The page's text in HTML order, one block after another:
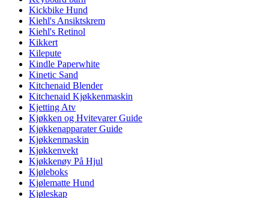
Kickbike Hund
Kiehl's Ansiktskrem
Kiehl's Retinol
Kikkert
Kilepute
Kindle Paperwhite
Kinetic Sand
Kitchenaid Blender
Kitchenaid Kjøkkenmaskin
Kjetting Atv
Kjøkken og Hvitevarer Guide
Kjøkkenapparater Guide
Kjøkkenmaskin
Kjøkkenvekt
Kjøkkenøy På Hjul
Kjøleboks
Kjølematte Hund
Kjøleskap